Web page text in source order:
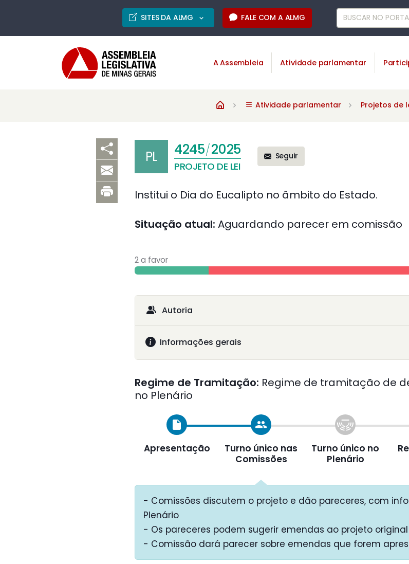
SITES DA ALMG FALE COM A ALMG
A Assembleia Atividade parlamentar
Atividade parlamentar Projetos de
PL 4245/2025
PROJETO DE LEI
Seguir
Institui o Dia do Eucalipto no âmbito do Estado.
Situação atual: Aguardando parecer em comissão
2 a favor
Autoria
Informações gerais
Regime de Tramitação: Regime de tramitação de
no Plenário
insert_drive_file
Apresentação
group
Turno único nas
Comissões
Turno único no
Plenário
- Comissões discutem o projeto e dão pareceres, com
Plenário
- Os pareceres podem sugerir emendas ao projeto original
- Comissão dará parecer sobre emendas que forem